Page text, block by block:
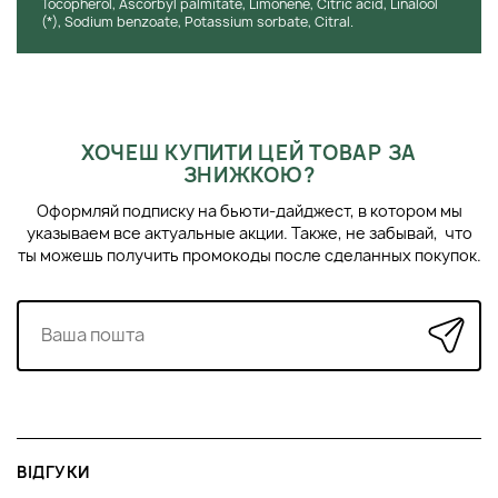
імунітет.
протизапальний ефект. Вітамін Е оптимізує доставку
поживних речовин у шкіру та здійснює її
важливим компонентом відновлення шкіри.
Аргінін – сприяє підвищенню пружності шкіри,
допомагає регенерації та загоєнню тканин, помітно
СПОСІБ ЗАСТОСУВАННЯ:
(*), Sodium benzoate, Potassium sorbate, Citral.
ХОЧЕШ КУПИТИ ЦЕЙ ТОВАР ЗА
ЗНИЖКОЮ?
Оформляй подписку на бьюти-дайджест, в котором мы
указываем все актуальные акции. Также, не забывай, что
ты можешь получить промокоды после сделанных покупок.
ВІДГУКИ